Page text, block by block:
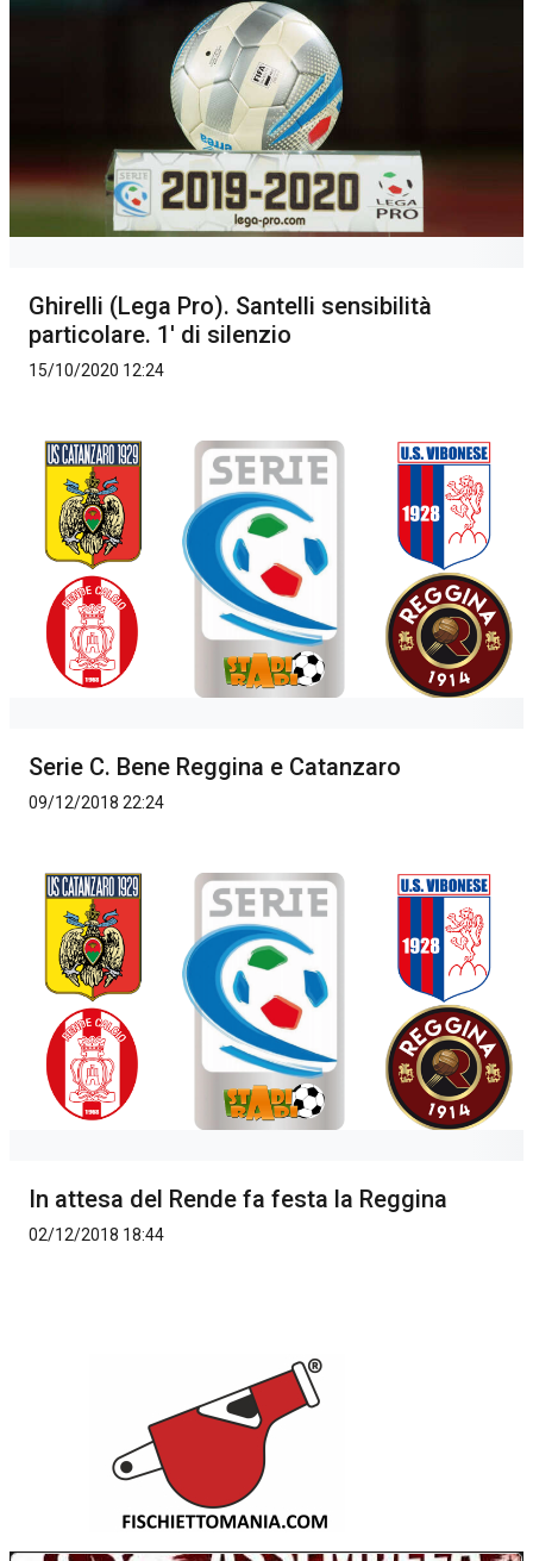
Ghirelli (Lega Pro). Santelli sensibilità
particolare. 1' di silenzio
15/10/2020 12:24
Serie C. Bene Reggina e Catanzaro
09/12/2018 22:24
In attesa del Rende fa festa la Reggina
02/12/2018 18:44